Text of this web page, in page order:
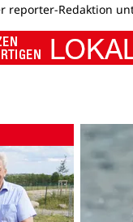
reporter-Redaktion